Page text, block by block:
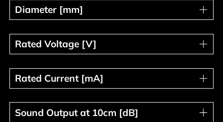
Diameter [mm]
Diameter [mm]
Rated Voltage [V]
Rated Voltage [V]
Rated Current [mA]
Rated Current [mA]
Sound Output at 10cm [dB]
Sound Output at 10cm [dB]